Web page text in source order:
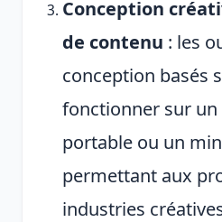
Conception
de contenu : les
conception basés
fonctionner sur
portable ou un
permettant aux
industries